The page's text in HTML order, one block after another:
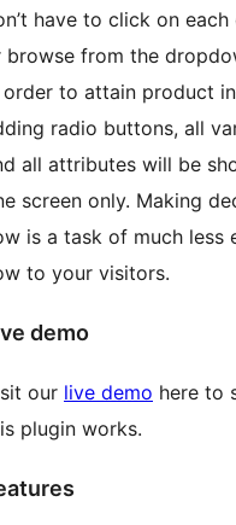
have to click on
browse from the
order to attain product
radio buttons, all
all attributes will be
screen only. Making
is a task of much less
to your visitors.
demo
our live demo here to
plugin works.